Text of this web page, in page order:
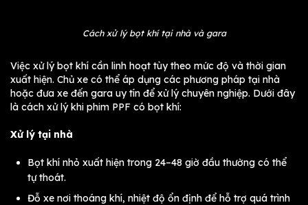
Cách xử lý bọt khí tại nhà và gara
Việc xử lý bọt khí cần linh hoạt tùy theo mức độ và thời gian
xuất hiện. Chủ xe có thể áp dụng các phương pháp tại nhà
hoặc đưa xe đến gara uy tín để xử lý chuyên nghiệp. Dưới đây
là cách xử lý khi phim PPF có bọt khí:
Xử lý tại nhà
Bọt khí nhỏ xuất hiện trong 24–48 giờ đầu thường có thể
tự thoát.
Đỗ xe nơi thoáng khí, nhiệt độ ổn định để hỗ trợ quá trình